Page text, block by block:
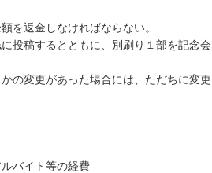
を返金しなければならない。
投稿するとともに、別刷り１部を記念会
の変更があった場合には、ただちに変更
バイト等の経費